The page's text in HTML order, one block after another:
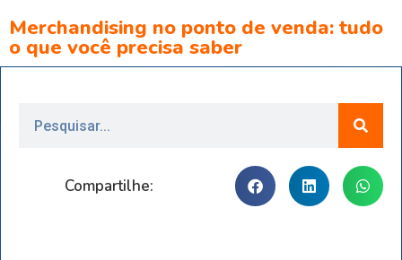
Merchandising no ponto de venda: tudo
o que você precisa saber
Compartilhe: